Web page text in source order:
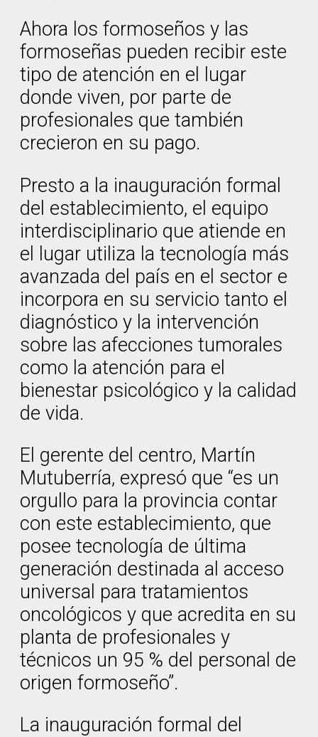
Ahora los formoseños y las
formoseñas pueden recibir este
tipo de atención en el lugar
donde viven, por parte de
profesionales que también
crecieron en su pago.
Presto a la inauguración formal
del establecimiento, el equipo
interdisciplinario que atiende en
el lugar utiliza la tecnología más
avanzada del país en el sector e
incorpora en su servicio tanto el
diagnóstico y la intervención
sobre las afecciones tumorales
como la atención para el
bienestar psicológico y la calidad
de vida.
El gerente del centro, Martín
Mutuberría, expresó que “es un
orgullo para la provincia contar
con este establecimiento, que
posee tecnología de última
generación destinada al acceso
universal para tratamientos
oncológicos y que acredita en su
planta de profesionales y
técnicos un 95 % del personal de
origen formoseño”.
La inauguración formal del